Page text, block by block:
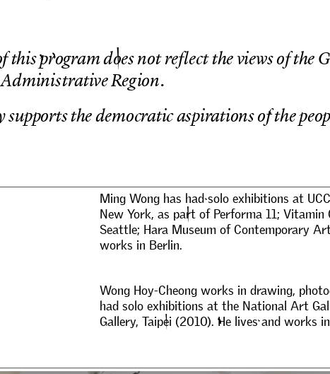
fthisprogramdoesnotreflecttheviewsoftheG
AdministrativeRegion.
supportsthedemocraticaspirationsofthepeo
Ming Wong has had solo exhibitions at UCC
New York, as part of Performa 11; Vitamin
Seattle; Hara Museum of Contemporary Ar
works in Berlin.
Wong Hoy-Cheong works in drawing, photo
had solo exhibitions at the National Art Gal
Gallery, Taipei (2010). He lives and works in